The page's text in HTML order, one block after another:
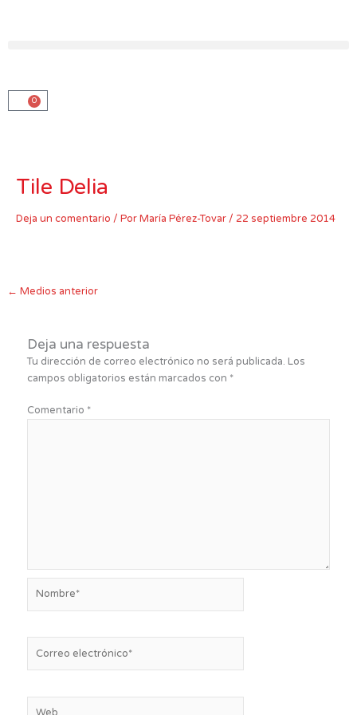
0
Carro
Tile Delia
Deja un comentario / PorMaría Pérez-Tovar / 22 septiembre 2014
← Medios anterior
Deja una respuesta
Tu dirección de correo electrónico no será publicada. Los
campos obligatorios están marcados con *
Comentario *
electrónico*